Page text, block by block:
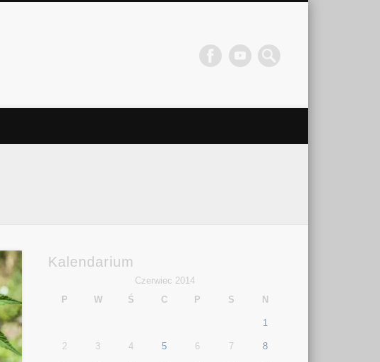
Kalendarium
Czerwiec 2014
P
W Ś C P S N
1
2 3 4 5 6 7 8